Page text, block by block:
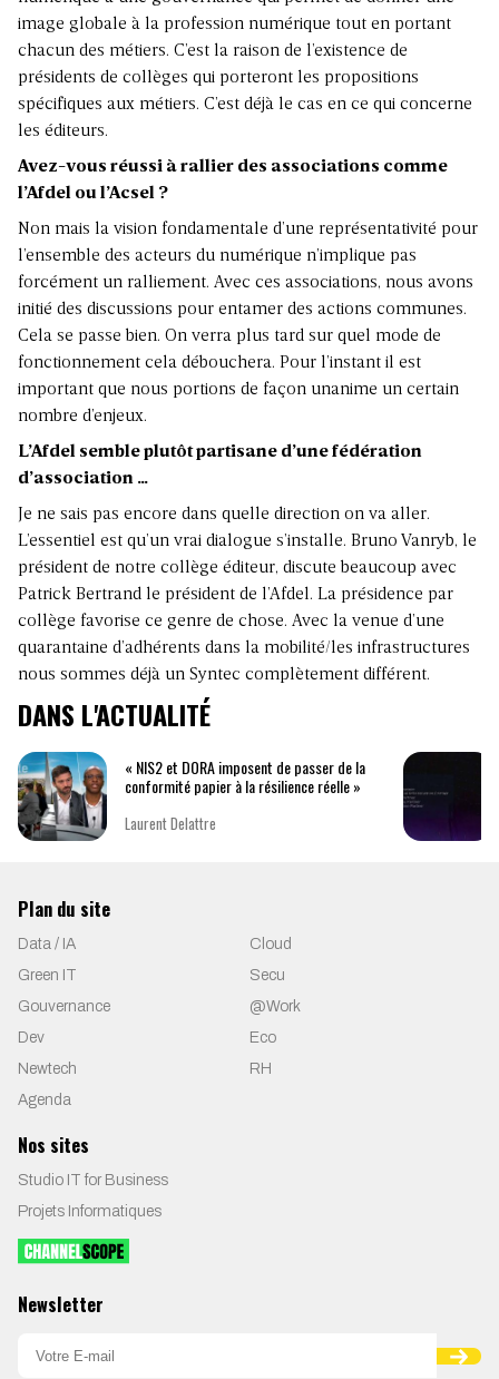
image globale à la profession numérique tout en portant
chacun des métiers. C’est la raison de l’existence de
présidents de collèges qui porteront les propositions
spécifiques aux métiers. C’est déjà le cas en ce qui concerne
les éditeurs.
Avez-vous réussi à rallier des associations comme
l’Afdel ou l’Acsel ?
Non mais la vision fondamentale d’une représentativité pour
l’ensemble des acteurs du numérique n’implique pas
forcément un ralliement. Avec ces associations, nous avons
initié des discussions pour entamer des actions communes.
Cela se passe bien. On verra plus tard sur quel mode de
fonctionnement cela débouchera. Pour l’instant il est
important que nous portions de façon unanime un certain
nombre d’enjeux.
L’Afdel semble plutôt partisane d’une fédération
d’association …
Je ne sais pas encore dans quelle direction on va aller.
L’essentiel est qu’un vrai dialogue s’installe. Bruno Vanryb, le
président de notre collège éditeur, discute beaucoup avec
Patrick Bertrand le président de l’Afdel. La présidence par
collège favorise ce genre de chose. Avec la venue d’une
quarantaine d’adhérents dans la mobilité/les infrastructures
nous sommes déjà un Syntec complètement différent.
DANS L'ACTUALITÉ
« NIS2 et DORA imposent de passer de la
conformité papier à la résilience réelle »
Laurent Delattre
Plan du site
Data / IA
Cloud
Green IT
Secu
Gouvernance
@Work
Dev
Eco
Newtech
RH
Agenda
Nos sites
Studio IT for Business
Projets Informatiques
Newsletter